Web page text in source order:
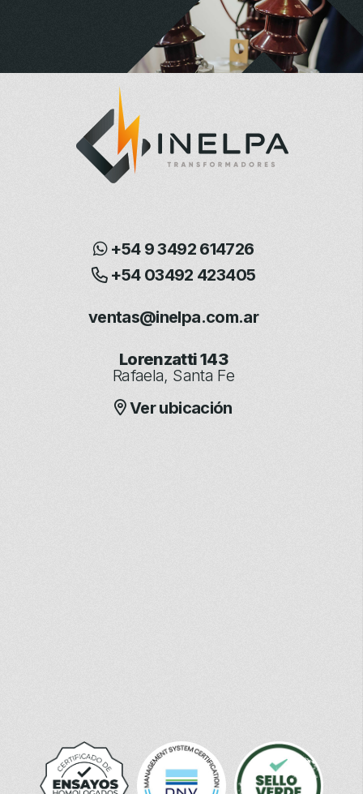
+54 9 3492 614726
+54 03492 423405
ventas@inelpa.com.ar
Lorenzatti 143
Rafaela, Santa Fe
Ver ubicación